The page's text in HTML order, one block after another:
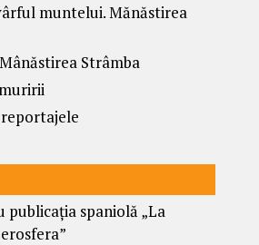
muntelui. Mănăstirea
Strâmba
spaniolă „La